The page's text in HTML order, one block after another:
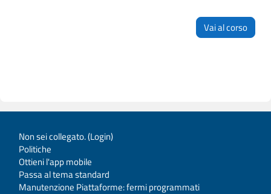
Vai al corso
Non sei collegato. (Login)
Politiche
Ottieni l'app mobile
Passa al tema standard
Manutenzione Piattaforme: fermi programmati